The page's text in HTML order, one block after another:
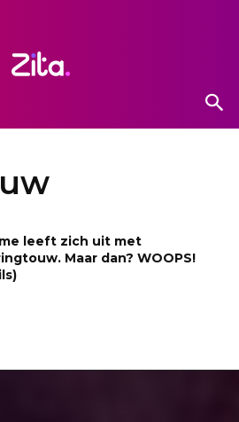
leeft zich uit met
Maar dan? WOOPS!